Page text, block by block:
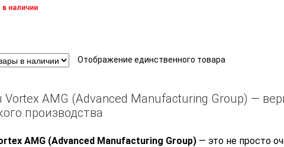
в наличии
Отображение единственного товара
AMG (Advanced Manufacturing Group) —
производства
AMG (Advanced Manufacturing Group) — это не просто